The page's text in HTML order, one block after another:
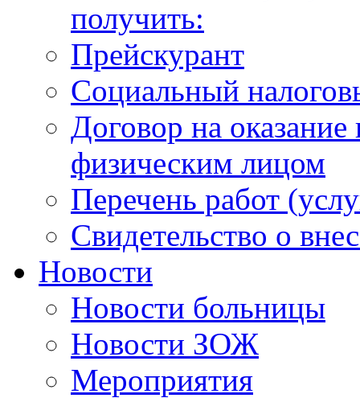
получить:
Прейскурант
Социальный
Договор на
физическим лицом
Перечень работ
Свидетельство о
Новости
Новости больницы
Новости ЗОЖ
Мероприятия